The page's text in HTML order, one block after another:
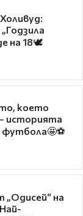
на 18🕊️
което
историята
футбола🤩⚽
„Одисей“ на